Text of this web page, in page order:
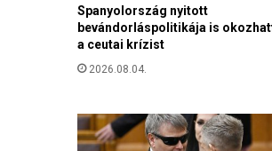
U
k
r
a
a
t
Spanyolország nyitott
bevándorláspolitikája is
a ceutai krízist
2026.08.04.